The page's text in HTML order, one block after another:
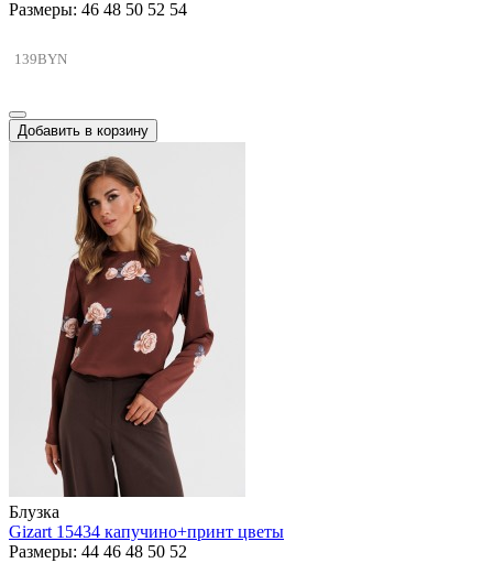
Размеры: 46 48 50 52 54
139BYN
Добавить в корзину
Блузка
Gizart 15434 капучино+принт цветы
Размеры: 44 46 48 50 52